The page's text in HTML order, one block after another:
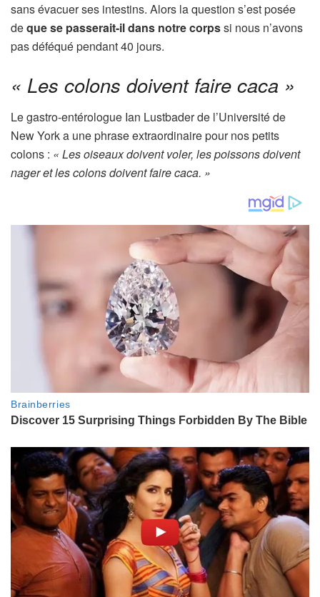
sans évacuer ses intestins. Alors la question s’est posée
deque se passerait-il dans notre corpssi nous n’avons
pas déféqué pendant 40 jours.
« Les colons doivent faire caca »
Le gastro-entérologue Ian Lustbader de l’Université de
New York a une phrase extraordinaire pour nos petits
colons : « Les oiseaux doivent voler, les poissons doivent
nager et les colons doivent faire caca. »